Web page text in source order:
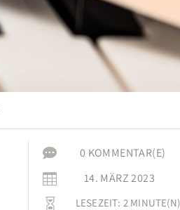
 0 KOMMENTAR(E)
 14. MÄRZ 2023
 LESEZEIT: 2 MINUTE(N)